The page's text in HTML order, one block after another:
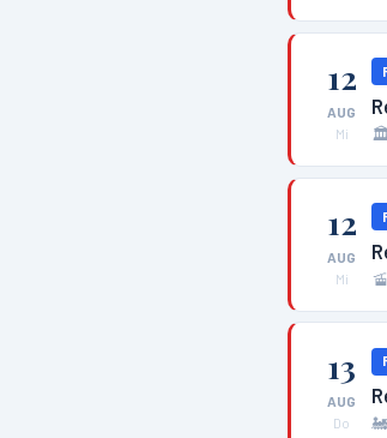
12
AUG
Mi
12
AUG
Mi
🚡
13
AUG
Do
🚂